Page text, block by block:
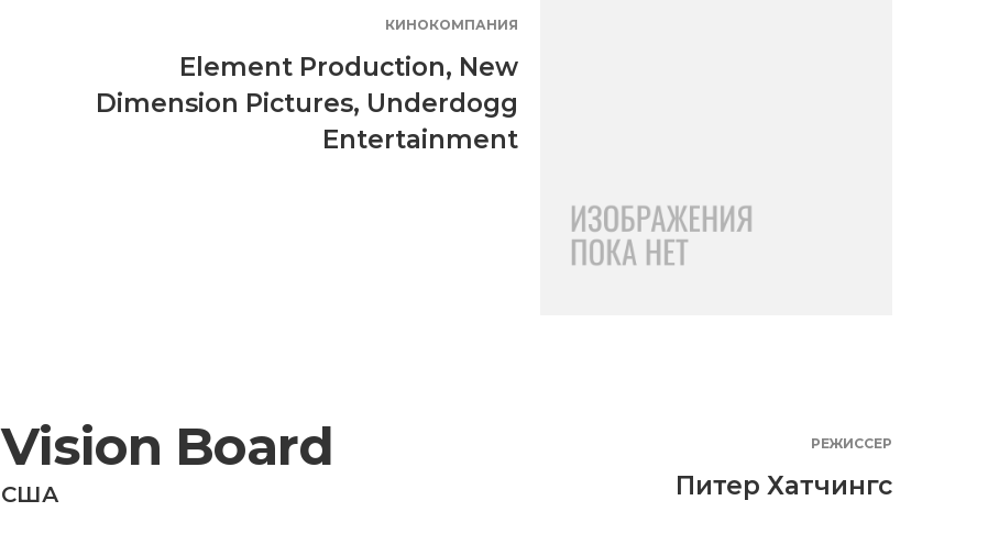
КИНОКОМПАНИЯ
Element Production, New
Dimension Pictures, Underdogg
Entertainment
Vision Board
США
РЕЖИССЕР
Питер Хатчингс